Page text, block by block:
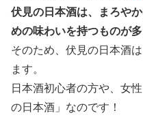
伏見の日本酒は、
まろや
めの味わいを持つものが
そのため、伏見の日本酒は
ます。
日本酒初心者の方や、女
の日本酒」なのです！